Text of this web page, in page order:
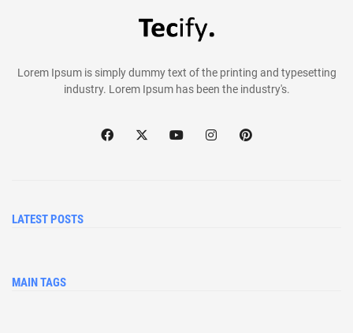
Lorem Ipsum is simply dummy text of the printing and typesetting
industry. Lorem Ipsum has been the industry's.
LATEST POSTS
MAIN TAGS